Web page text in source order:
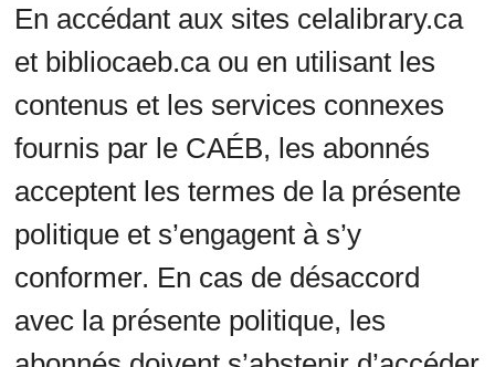
En accédant aux sites celalibrary.ca
et bibliocaeb.ca ou en utilisant les
contenus et les services connexes
fournis par le CAÉB, les abonnés
acceptent les termes de la présente
politique et s’engagent à s’y
conformer. En cas de désaccord
avec la présente politique, les